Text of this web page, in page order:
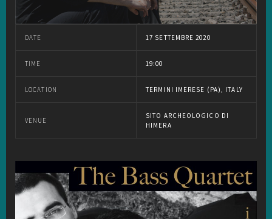
DATE 17 SETTEMBRE 2020
TIME 19:00
LOCATION TERMINI IMERESE (PA), ITALY
VENUE
SITO ARCHEOLOGICO DI
HIMERA